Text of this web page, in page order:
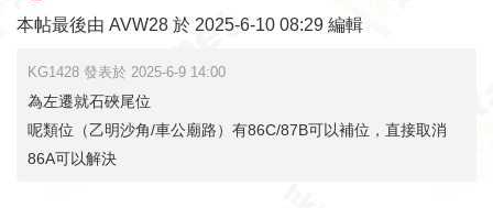
本帖最後由 AVW28 於 2025-6-10 08:29 編輯
KG1428 發表於 2025-6-9 14:00
為左遷就石硤尾位
呢類位（乙明沙角/車公廟路）有86C/87B可以補位，直接取消
86A可以解決